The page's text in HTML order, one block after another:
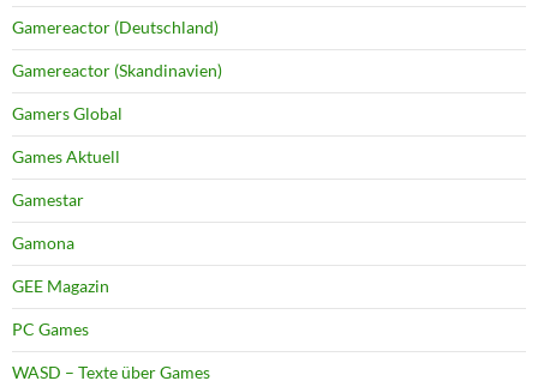
Gamereactor (Deutschland)
Gamereactor (Skandinavien)
Gamers Global
Games Aktuell
Gamestar
Gamona
GEE Magazin
PC Games
WASD – Texte über Games